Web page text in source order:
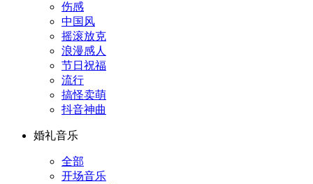
伤感
中国风
摇滚放克
浪漫感人
节日祝福
流行
搞怪卖萌
抖音神曲
婚礼音乐
全部
开场音乐